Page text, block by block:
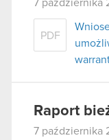
7 października
PDF
Raport
7 października